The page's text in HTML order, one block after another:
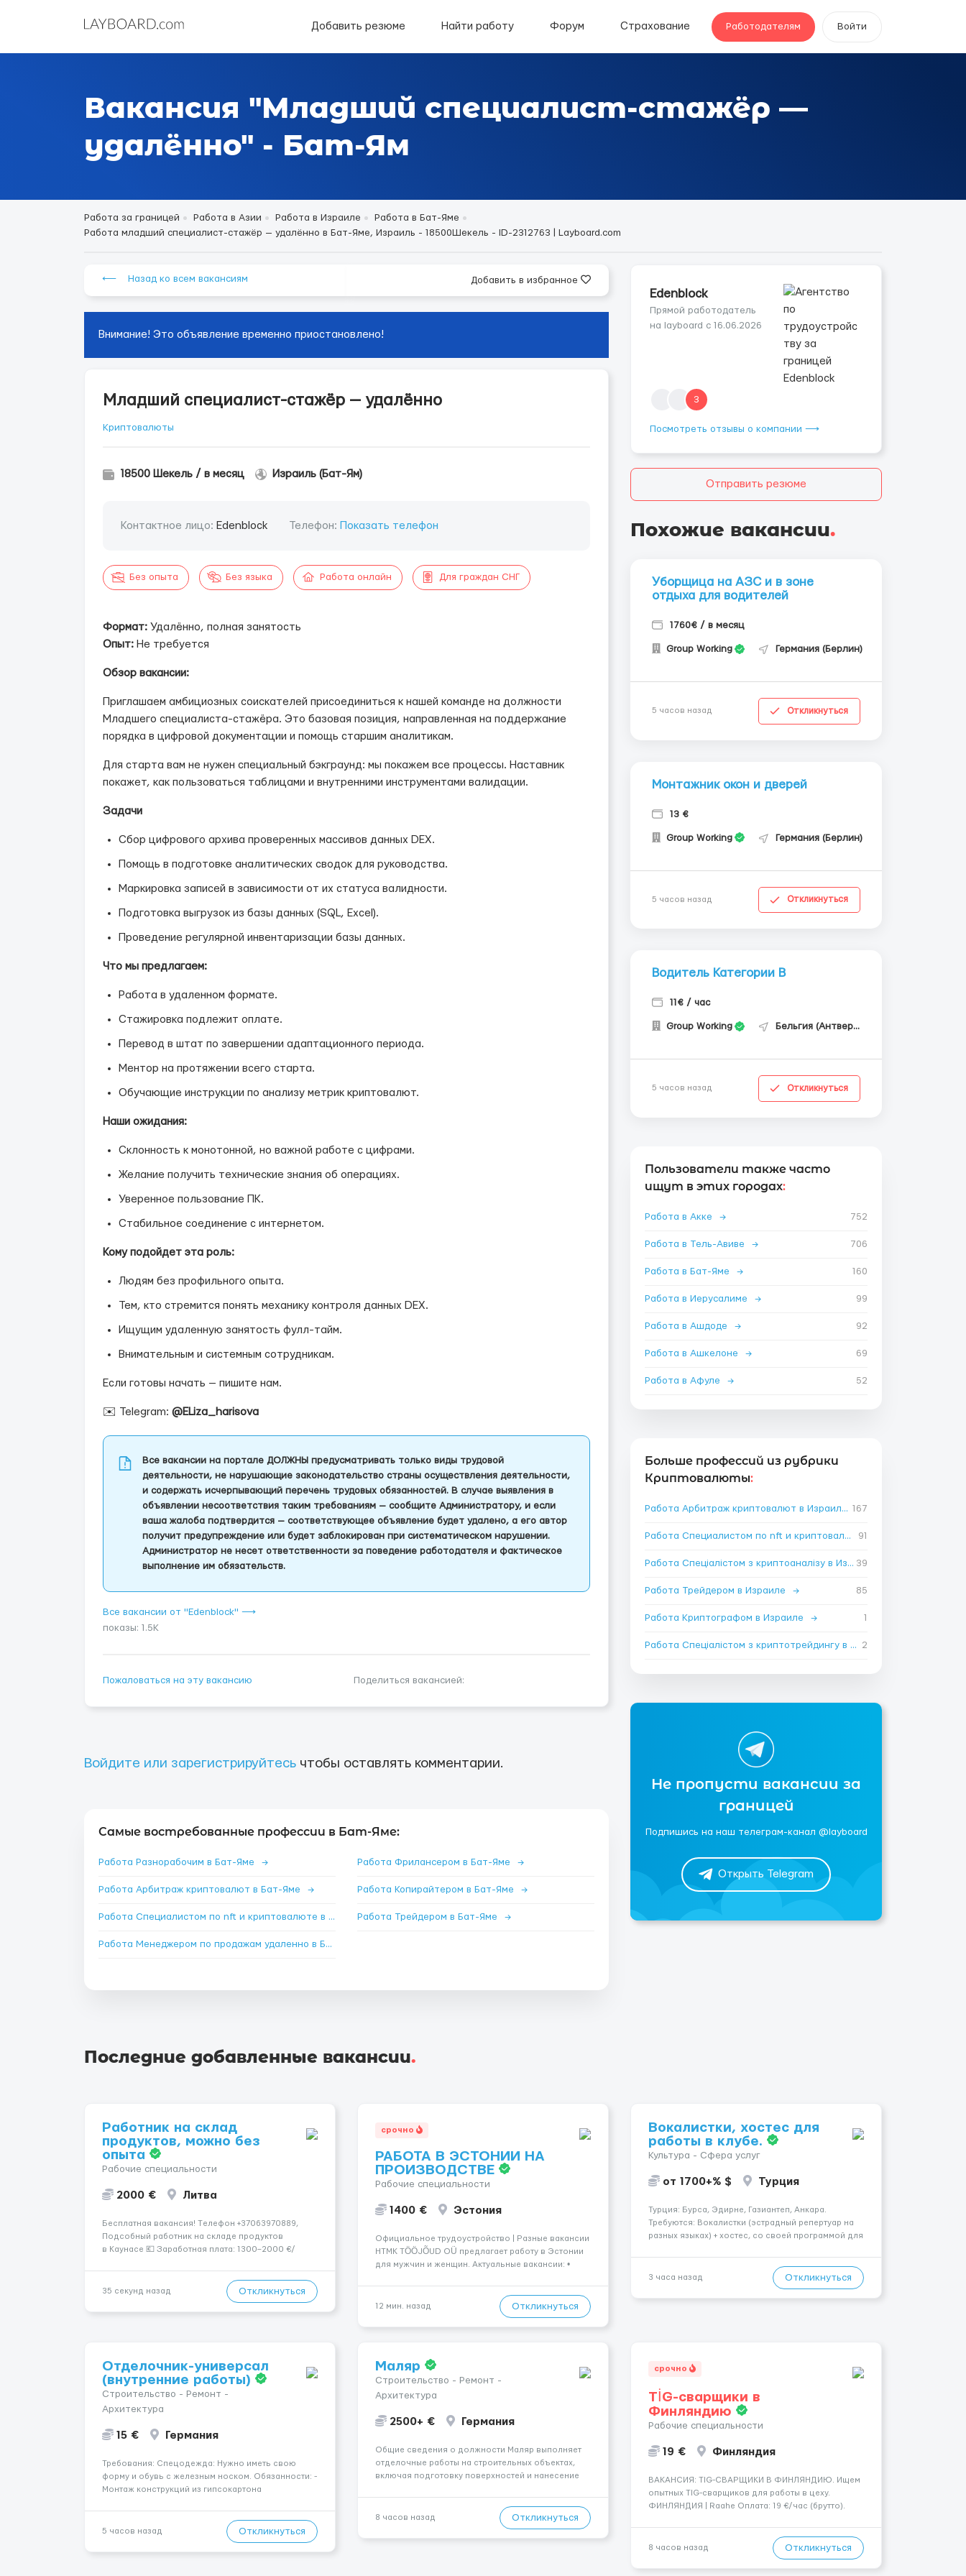
Добавить резюме Найти работу Форум Страхование Работодателям Войти
Вакансия "Младший специалист-стажёр —
удалённо" - Бат-Ям
Работа за границей Работа в Азии Работа в Израиле
Работа в Бат-Яме
Работа младший специалист-стажёр — удалённо в Бат-Яме, Израиль - 18500Шекель - ID-2312763 | Layboard.com
⟵ Назад ко всем вакансиям Добавить в избранное
Внимание! Это объявление временно приостановлено!
Младший специалист-стажёр — удалённо
Криптовалюты
18500 Шекель / в месяц Израиль (Бат-Ям)
Контактное лицо: Edenblock Телефон: Показать телефон
Без опыта Без языка Работа онлайн Для граждан СНГ
Формат: Удалённо, полная занятость
Опыт: Не требуется
Обзор вакансии:
Приглашаем амбициозных соискателей присоединиться к нашей команде на должности
Младшего специалиста-стажёра. Это базовая позиция, направленная на поддержание
порядка в цифровой документации и помощь старшим аналитикам.
Для старта вам не нужен специальный бэкграунд: мы покажем все процессы. Наставник
покажет, как пользоваться таблицами и внутренними инструментами валидации.
Задачи
Сбор цифрового архива проверенных массивов данных DEX.
Помощь в подготовке аналитических сводок для руководства.
Маркировка записей в зависимости от их статуса валидности.
Подготовка выгрузок из базы данных (SQL, Excel).
Проведение регулярной инвентаризации базы данных.
Что мы предлагаем:
Работа в удаленном формате.
Стажировка подлежит оплате.
Перевод в штат по завершении адаптационного периода.
Ментор на протяжении всего старта.
Обучающие инструкции по анализу метрик криптовалют.
Наши ожидания:
Склонность к монотонной, но важной работе с цифрами.
Желание получить технические знания об операциях.
Уверенное пользование ПК.
Стабильное соединение с интернетом.
Кому подойдет эта роль:
Людям без профильного опыта.
Тем, кто стремится понять механику контроля данных DEX.
Ищущим удаленную занятость фулл-тайм.
Внимательным и системным сотрудникам.
Если готовы начать — пишите нам.
✉️ Telegram: @ELiza_harisova
Все вакансии на портале ДОЛЖНЫ предусматривать только виды трудовой
деятельности, не нарушающие законодательство страны осуществления деятельности,
и содержать исчерпывающий перечень трудовых обязанностей. В случае выявления в
объявлении несоответствия таким требованиям — сообщите Администратору, и если
ваша жалоба подтвердится — соответствующее объявление будет удалено, а его автор
получит предупреждение или будет заблокирован при систематическом нарушении.
Администратор не несет ответственности за поведение работодателя и фактическое
выполнение им обязательств.
Все вакансии от "Edenblock" ⟶
показы: 1.5K
Пожаловаться на эту вакансию Поделиться вакансией:
Войдите или зарегистрируйтесь чтобы оставлять комментарии.
Самые востребованные профессии в Бат-Яме:
Работа Разнорабочим в Бат-Яме → Работа Фрилансером в Бат-Яме →
Работа Арбитраж криптовалют в Бат-Яме → Работа Копирайтером в Бат-Яме →
Работа Специалистом по nft и криптовалюте в Бат-Яме →
Работа Трейдером в Бат-Яме →
Работа Менеджером по продажам удаленно в Бат-Яме
Edenblock
Прямой работодатель
на layboard с 16.06.2026
3
Посмотреть отзывы о компании ⟶
Отправить резюме
Похожие вакансии.
Уборщица на АЗС и в зоне
отдыха для водителей
1760€ / в месяц
Group Working Германия (Берлин)
5 часов назад Откликнуться
Монтажник окон и дверей
13 €
Group Working Германия (Берлин)
5 часов назад Откликнуться
Водитель Категории В
11€ / час
Group Working Бельгия (Антверпен)
5 часов назад Откликнуться
Пользователи также часто
ищут в этих городах:
Работа в Акке → 752
Работа в Тель-Авиве → 706
Работа в Бат-Яме → 160
Работа в Иерусалиме → 99
Работа в Ашдоде → 92
Работа в Ашкелоне → 69
Работа в Афуле → 52
Больше профессий из рубрики
Криптовалюты:
Работа Арбитраж криптовалют в Израиле →
167
Работа Специалистом по nft и криптовалюте в Израиле 91
Работа Спеціалістом з криптоаналізу в Израиле 39
Работа Трейдером в Израиле → 85
Работа Криптографом в Израиле → 1
Работа Спеціалістом з криптотрейдингу в Израиле 2
Не пропусти вакансии за
границей
Подпишись на наш телеграм-канал @layboard
Открыть Telegram
Последние добавленные вакансии.
Работник на склад
продуктов, можно без
опыта
Рабочие специальности
2000 € Литва
Бесплатная вакансия! Tелефон +37063970889,
Подсобный работник на складе продуктов
в Каунасе 💶 Заработная плата: 1300–2000 €/
рабочих дней в неделю (пн–сб, плавающий
35 секунд назад Откликнуться
срочно
РАБОТА В ЭСТОНИИ НА
ПРОИЗВОДСТВЕ
Рабочие специальности
1400 € Эстония
Официальное трудоустройство | Разные вакансии
HTMK TÖÖJÕUD OÜ предлагает работу в Эстонии
для мужчин и женщин. Актуальные вакансии: •
логистика • п...
12 мин. назад Откликнуться
Вокалистки, хостес для
работы в клубе.
Культура - Сфера услуг
от 1700+% $ Турция
Турция: Бурса, Эдирне, Газиантеп, Анкара.
Требуются: Вокалистки (эстрадный репертуар на
разных языках) + хостеc, со своей программой для
трех месяцев. Мед. страховка. Высокая зарплат...
3 часа назад Откликнуться
Отделочник-универсал
(внутренние работы)
Строительство - Ремонт -
Архитектура
15 € Германия
Требования: Спецодежда: Нужно иметь свою
форму и обувь с железным носком. Обязанности: -
Монтаж конструкций из гипсокартона
Выполнение малярных работ (шпатлевка,
грунтовка, покраска); - Штукатурные работы ...
5 часов назад Откликнуться
Маляр
Строительство - Ремонт -
Архитектура
2500+ € Германия
Общие сведения о должности Маляр выполняет
отделочные работы на строительных объектах,
включая подготовку поверхностей и нанесение
на месте, приглашения делаем только для
профессионалов с доказательным портф...
8 часов назад Откликнуться
срочно
TİG-сварщики в
Финляндию
Рабочие специальности
19 € Финляндия
​​ВАКАНСИЯ: TIG-СВАРЩИКИ В ФИНЛЯНДИЮ. Ищем
опытных TIG-сварщиков для работы в цеху.
ФИНЛЯНДИЯ | Raahe Оплата: 19 €/час (брутто).
переработки. Дата начала: — Как можно скорее....
8 часов назад Откликнуться